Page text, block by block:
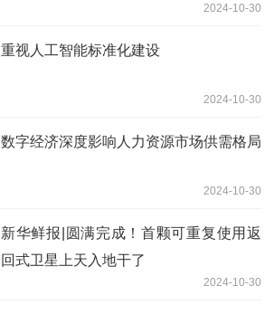
2024-10-30
重视人工智能标准化建设
2024-10-30
数字经济深度影响人力资源市场供需格局
2024-10-30
新华鲜报|圆满完成！首颗可重复使用返
回式卫星上天入地干了
2024-10-30